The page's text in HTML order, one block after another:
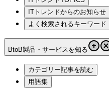
ITトレンドからのお知らせ
よく検索されるキーワード
BtoB製品・サービスを知る
カテゴリー記事を読む
用語集